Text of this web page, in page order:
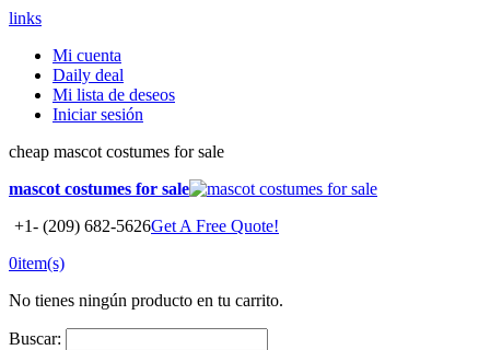
links
Mi cuenta
Daily deal
Mi lista de deseos
Iniciar sesión
cheap mascot costumes for sale
mascot costumes for sale
+1- (209) 682-5626Get A Free Quote!
0item(s)
No tienes ningún producto en tu carrito.
Buscar: